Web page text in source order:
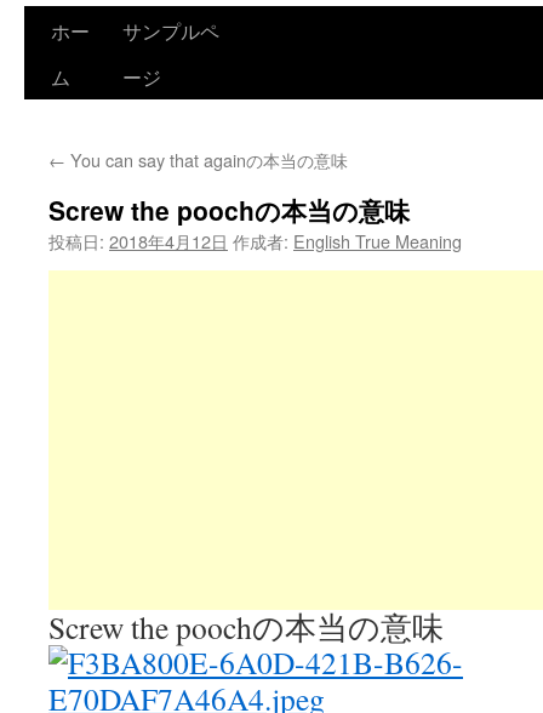
ホー
ム
サンプルペ
ージ
← You can say that againの本当の意味
Screw the poochの本当の意味
投稿日: 2018年4月12日 作成者: English True Meaning
Screw the poochの本当の意味